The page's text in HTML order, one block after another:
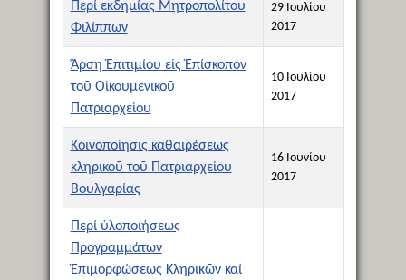
Περί εκδημίας Μητροπολίτου
Φιλίππων
29 Ιουλίου
2017
Ἄρση Ἐπιτιμίου εἰς Ἐπίσκοπον
τοῦ Οἰκουμενικοῦ
Πατριαρχείου
10 Ιουλίου
2017
Κοινοποίησις καθαιρέσεως
κληρικοῦ τοῦ Πατριαρχείου
Βουλγαρίας
16 Ιουνίου
2017
Περί ὑλοποιήσεως
Προγραμμάτων
Ἐπιμορφώσεως Κληρικῶν καί